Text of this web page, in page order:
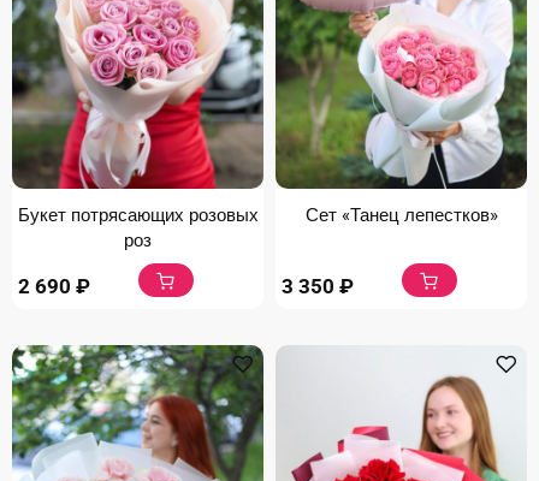
Букет потрясающих розовых
роз
2 690 ₽
Сет «Танец лепестков»
3 350 ₽